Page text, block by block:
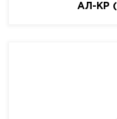
АЛ-КР